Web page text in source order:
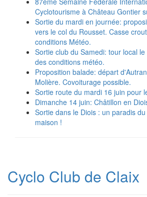
Cyclotourisme à Château Gontier
Sortie du mardi en journée:
vers le col du Rousset. Casse
conditions Météo.
Sortie club du Samedi: tour local
des conditions météo.
Proposition balade: départ
Molière. Covoiturage possible.
Sortie route du mardi 16 juin pour
Dimanche 14 juin: Châtillon en
Sortie dans le Diois : un paradis
maison !
Cyclo Club de Claix